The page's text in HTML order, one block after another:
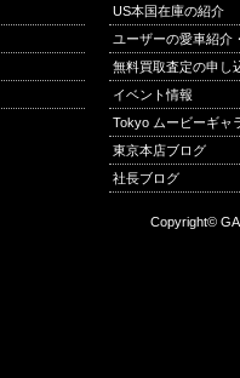
US本国在庫の紹介
ユーザーの愛車紹介
無料買取査定の申し
イベント情報
Tokyo ムービーギャ
東京本店ブログ
社長ブログ
Copyright©